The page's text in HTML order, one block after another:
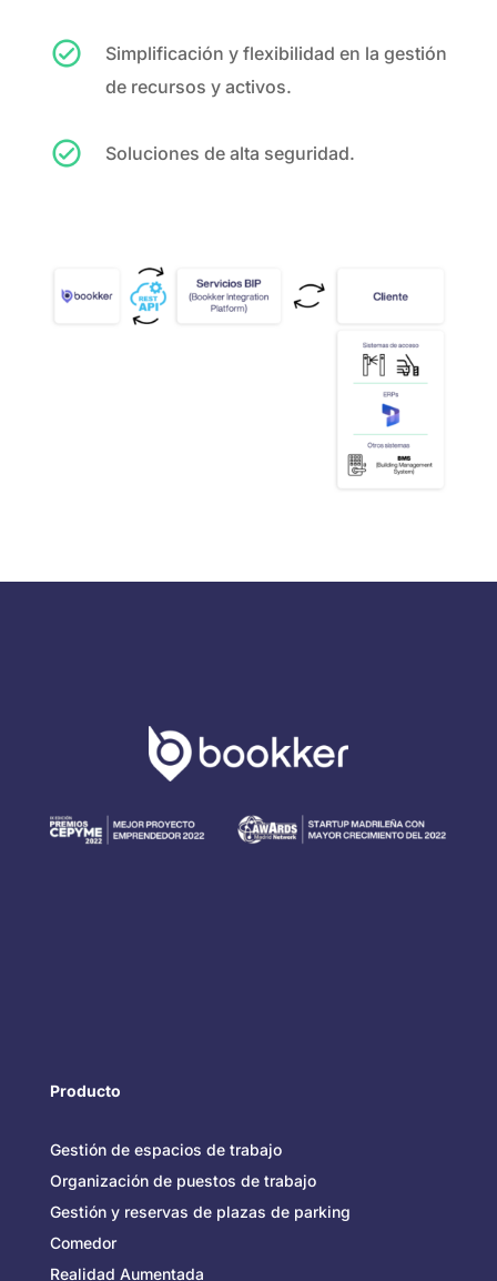
Simplificación y flexibilidad en la gestión
de recursos y activos.
Soluciones de alta seguridad.
Producto
Gestión de espacios de trabajo
Organización de puestos de trabajo
Gestión y reservas de plazas de parking
Comedor
Realidad Aumentada